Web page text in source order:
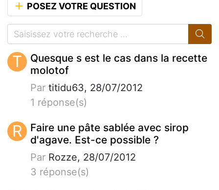
POSEZ VOTRE QUESTION
T
Quesque s est le cas dans la recette
molotof
Par titidu63, 28/07/2012
1 réponse(s)
R
Faire une pâte sablée avec sirop
d'agave. Est-ce possible ?
Par Rozze, 28/07/2012
3 réponse(s)